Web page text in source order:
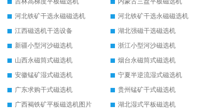
河北铁矿干选永磁磁选机
河北铁矿干选永磁磁选机
江西磁选机干选设备
湖北强磁干选磁选机
新疆小型河沙磁选机
浙江小型河沙磁选机
山西永磁筒式磁选机
烟台永磁筒式磁选机
安徽锰矿湿式磁选机
宁夏半逆流湿式磁选机
广东求购干式磁选机
贵州锰矿干式磁选机
广西褐铁矿平板磁选机图片
湖北湿式平板磁选机